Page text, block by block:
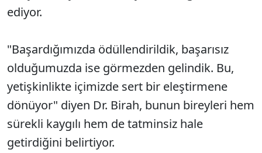
ediyor.
"Başardığımızda ödüllendirildik, başarısız
olduğumuzda ise görmezden gelindik. Bu,
yetişkinlikte içimizde sert bir eleştirmene
dönüyor" diyen Dr. Birah, bunun bireyleri hem
sürekli kaygılı hem de tatminsiz hale
getirdiğini belirtiyor.